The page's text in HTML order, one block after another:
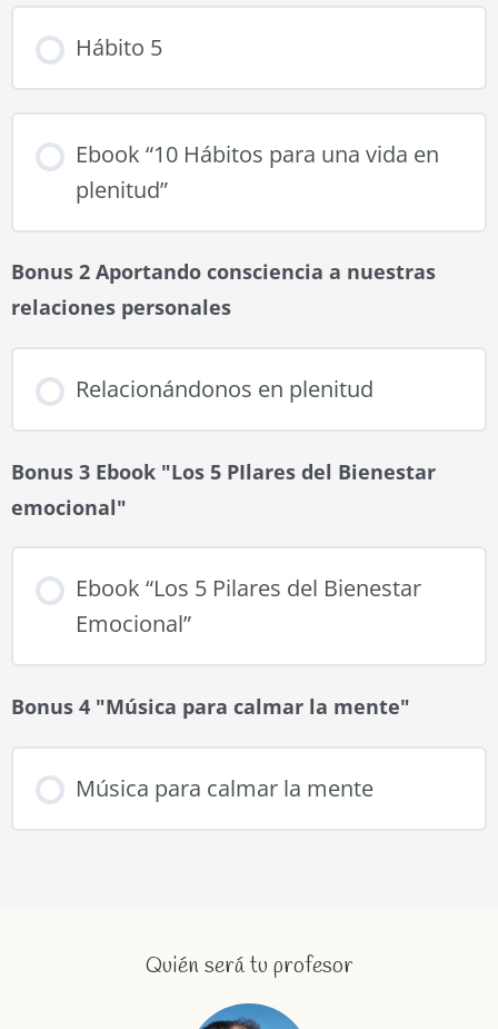
Hábito 5
Ebook “10 Hábitos para una vida en
plenitud”
Bonus 2 Aportando consciencia a nuestras
relaciones personales
Relacionándonos en plenitud
Bonus 3 Ebook "Los 5 PIlares del Bienestar
emocional"
Ebook “Los 5 Pilares del Bienestar
Emocional”
Bonus 4 "Música para calmar la mente"
Música para calmar la mente
Quién será tu profesor